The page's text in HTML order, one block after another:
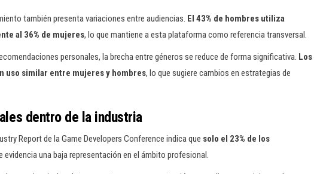
también presenta variaciones entre audiencias. El 43% de hombres utiliza
al 36% de mujeres, lo que mantiene a esta plataforma como referencia transversal.
personales, la brecha entre géneros se reduce de forma significativa. Los
uso similar entre mujeres y hombres, lo que sugiere cambios en estrategias de
dentro de la industria
Report de la Game Developers Conference indica que solo el 23% de los
evidencia una baja representación en el ámbito profesional.